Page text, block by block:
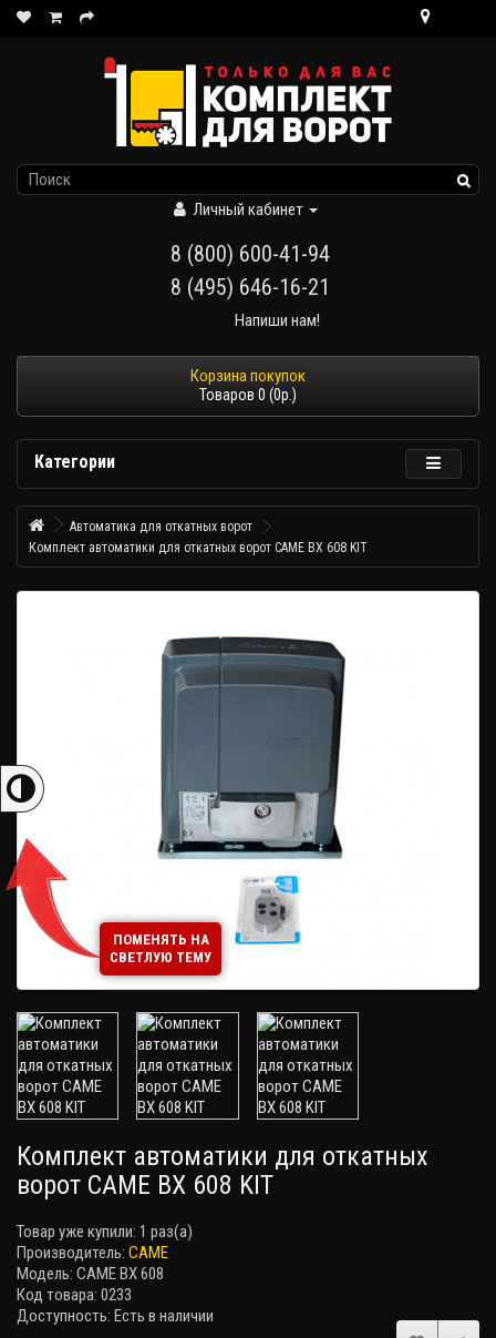
ПОМЕНЯТЬ НА
СВЕТЛУЮ ТЕМУ
Личный кабинет
8 (800) 600-41-94
8 (495) 646-16-21
Напиши нам!
Товаров 0 (0р.)
Категории
Автоматика для откатных ворот
Комплект автоматики для откатных ворот CAME BX 608 KIT
Комплект автоматики для откатных
ворот CAME BX 608 KIT
Товар уже купили: 1 раз(а)
Производитель: CAME
Модель: CAME BX 608
Код товара: 0233
Доступность: Есть в наличии